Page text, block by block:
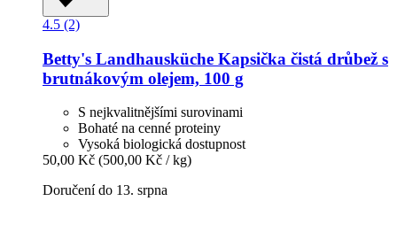
4.5 (2)
Betty's Landhausküche Kapsička čistá drůbež s
brutnákovým olejem, 100 g
S nejkvalitnějšími surovinami
Bohaté na cenné proteiny
Vysoká biologická dostupnost
50,00 Kč (500,00 Kč / kg)
Doručení do 13. srpna